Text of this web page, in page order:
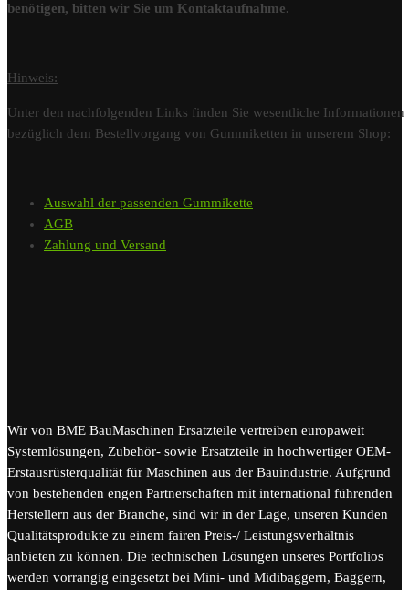
benötigen, bitten wir Sie um Kontaktaufnahme.
Hinweis:
Unter den nachfolgenden Links finden Sie wesentliche Informationen
bezüglich dem Bestellvorgang von Gummiketten in unserem Shop:
Auswahl der passenden Gummikette
AGB
Zahlung und Versand
Wir von BME BauMaschinen Ersatzteile vertreiben europaweit
Systemlösungen, Zubehör- sowie Ersatzteile in hochwertiger OEM-
Erstausrüsterqualität für Maschinen aus der Bauindustrie. Aufgrund
von bestehenden engen Partnerschaften mit international führenden
Herstellern aus der Branche, sind wir in der Lage, unseren Kunden
Qualitätsprodukte zu einem fairen Preis-/ Leistungsverhältnis
anbieten zu können. Die technischen Lösungen unseres Portfolios
werden vorrangig eingesetzt bei Mini- und Midibaggern, Baggern,